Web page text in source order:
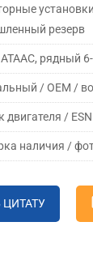
резерв
рядный
/ OEM /
/
наличия /